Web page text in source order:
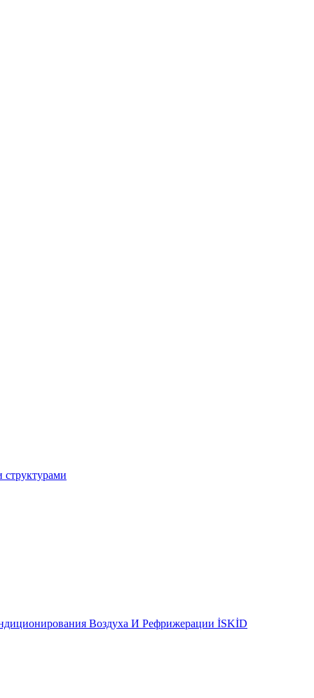
структурами
Воздуха И Рефрижерации İSKİD